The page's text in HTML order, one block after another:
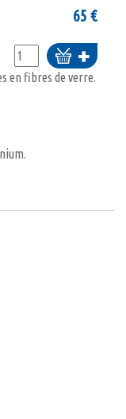
65 €
Ajouter
au
en fibres de verre.